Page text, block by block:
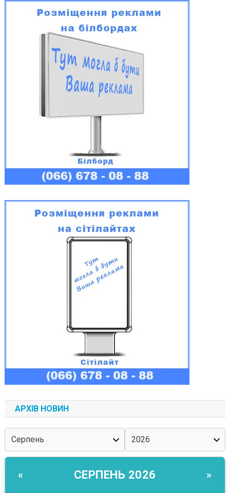
АРХІВ НОВИН
« СЕРПЕНЬ 2026 »